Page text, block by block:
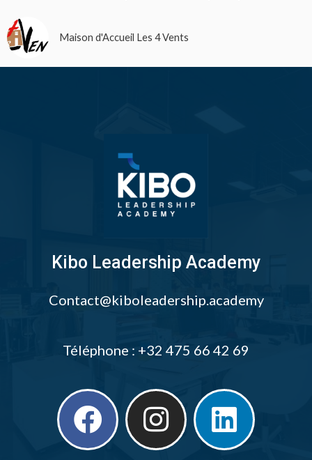
Maison d'Accueil Les 4 Vents
Kibo Leadership Academy
Contact@kiboleadership.academy
Téléphone : +32 475 66 42 69